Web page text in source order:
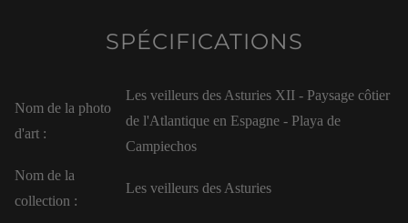
SPÉCIFICATIONS
Nom de la photo
d'art :
Les veilleurs des Asturies XII - Paysage côtier
de l'Atlantique en Espagne - Playa de
Campiechos
Nom de la
collection :
Les veilleurs des Asturies